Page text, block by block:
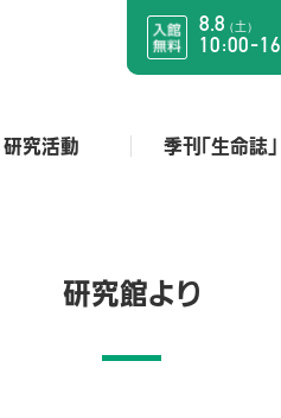
研究活動 季刊「生命誌」
8.8（ 土 ）
10:00- 16
研究館より